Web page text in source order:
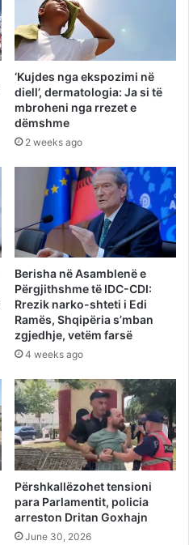
‘Kujdes nga ekspozimi në
diell’, dermatologia: Ja si të
mbroheni nga rrezet e
dëmshme
2 weeks ago
Berisha në Asamblenë e
Përgjithshme të IDC-CDI:
Rrezik narko-shteti i Edi
Ramës, Shqipëria s’mban
zgjedhje, vetëm farsë
4 weeks ago
Përshkallëzohet tensioni
para Parlamentit, policia
arreston Dritan Goxhajn
June 30, 2026